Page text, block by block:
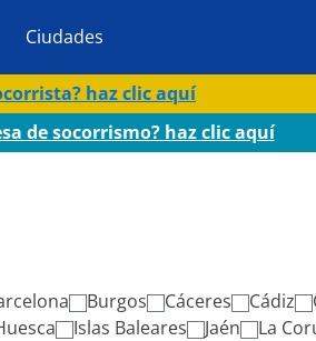
Ciudades
haz clic aquí
de socorrismo? haz clic aquí
Burgos Cáceres Cádiz
Islas Baleares Jaén La